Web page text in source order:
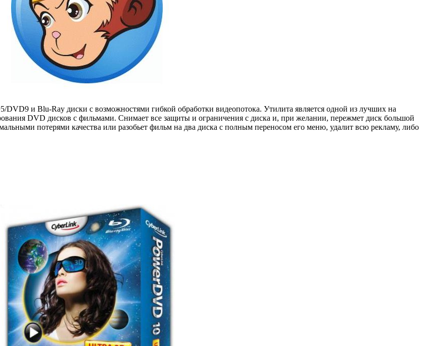
и Blu-Ray диски с возможностями гибкой обработки видеопотока. Утилита является одной из лучших на
DVD дисков с фильмами. Снимает все защиты и ограничения с диска и, при желании, пережмет диск большой
потерями качества или разобьет фильм на два диска с полным переносом его меню, удалит всю рекламу, либо